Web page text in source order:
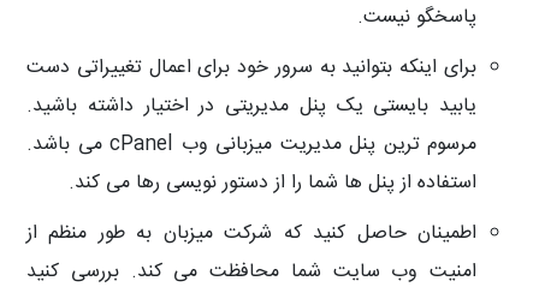
پاسخگو نیست.
برای اینکه بتوانید به سرور خود برای اعمال تغییراتی دست
یابید بایستی یک پنل مدیریتی در اختیار داشته باشید.
مرسوم ترین پنل مدیریت میزبانی وب cPanel می باشد.
استفاده از پنل ها شما را از دستور نویسی رها می کند.
اطمینان حاصل کنید که شرکت میزبان به طور منظم از
امنیت وب سایت شما محافظت می کند. بررسی کنید